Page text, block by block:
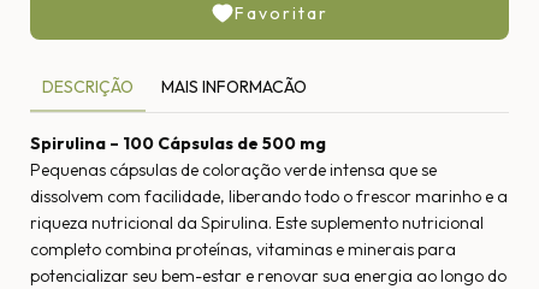
Favoritar
DESCRIÇÃO MAIS INFORMACÃO
Spirulina – 100 Cápsulas de 500 mg
Pequenas cápsulas de coloração verde intensa que se
dissolvem com facilidade, liberando todo o frescor marinho e a
riqueza nutricional da Spirulina. Este suplemento nutricional
completo combina proteínas, vitaminas e minerais para
potencializar seu bem-estar e renovar sua energia ao longo do